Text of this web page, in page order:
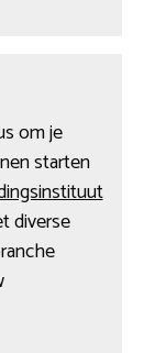
om je
starten
diverse